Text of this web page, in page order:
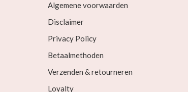
Algemene voorwaarden
Disclaimer
Privacy Policy
Betaalmethoden
Verzenden & retourneren
Loyalty